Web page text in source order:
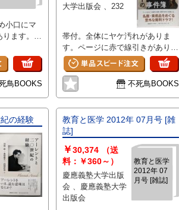
小口にマ
ます。多
鳥BOOKS
大学出版会 、232
帯付。全体にヤケ汚れがありま
す。ページに赤で線引きがありま
す。
不死鳥BOOKS
の経験
教育と医学 2012年 07月号 [雑
誌]
教育と医学
2012年 07
月号 [雑誌]
￥30,374
（送
料：￥360～）
慶應義塾大学出版
会 、慶應義塾大学
出版会